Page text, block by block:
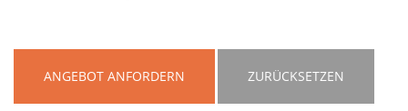
ANGEBOT ANFORDERN ZURÜCKSETZEN